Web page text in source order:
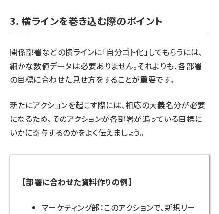
3. 横ラインを巻き込む際のポイント
関係部署などの横ラインに「自分ゴト化」してもらうには、
細かな数値データは必要ありません。それよりも、各部署
の目標に合わせた見せ方をすることが重要です。
新たにアクションを起こす際には、相応の大義名分が必要
になるため、そのアクションが各部署が追っている目標に
いかに寄与するのかをよく伝えましょう。
【部署に合わせた資料作りの例】
マーケティング部：このアクションで、新規リー